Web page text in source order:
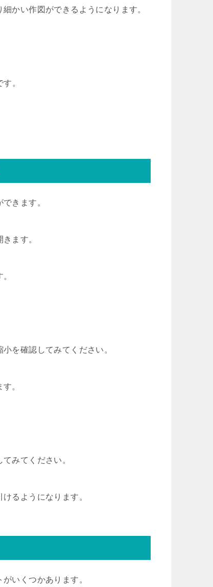
かい作図ができるようになります。
。
きます。
ます。
を確認してみてください。
。
みてください。
るようになります。
いくつかあります。